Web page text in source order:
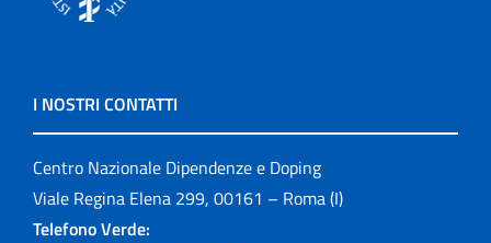
I NOSTRI CONTATTI
Centro Nazionale Dipendenze e Doping
Viale Regina Elena 299, 00161 – Roma (I)
Telefono Verde: